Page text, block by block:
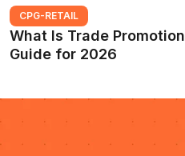
CPG-RETAIL
What Is Trade
Guide for 2026